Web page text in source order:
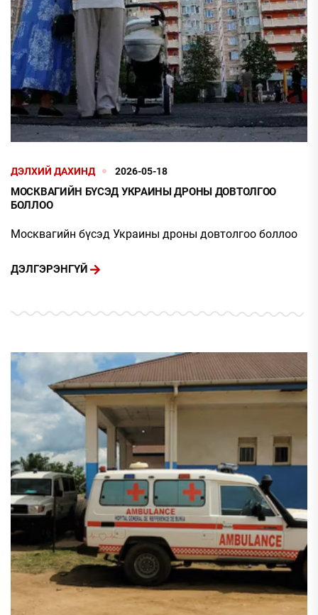
ДЭЛХИЙ ДАХИНД 2026-05-18
МОСКВАГИЙН БҮСЭД УКРАИНЫ ДРОНЫ ДОВТОЛГОО
БОЛЛОО
Москвагийн бүсэд Украины дроны довтолгоо боллоо
ДЭЛГЭРЭНГҮЙ